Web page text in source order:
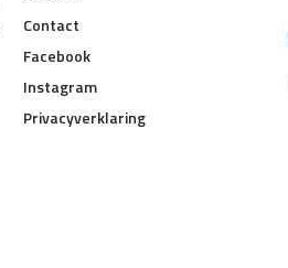
Contact
Facebook
Instagram
Privacyverklaring